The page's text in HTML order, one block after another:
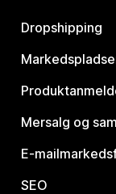
Dropshipping
Mersalg og
E-
SEO